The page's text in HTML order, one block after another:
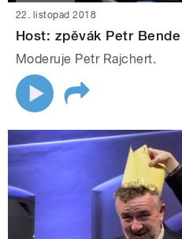
22. listopad 2018
Host: zpěvák Petr Bende
Moderuje Petr Rajchert.